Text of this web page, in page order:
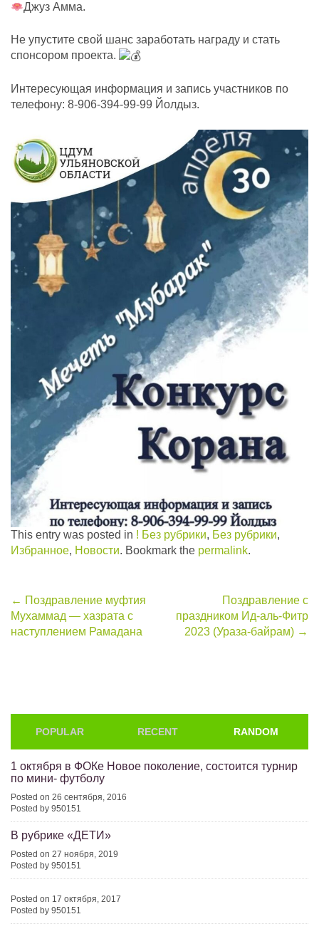
Джуз Амма.
Не упустите свой шанс заработать награду и стать
спонсором проекта.
Интересующая информация и запись участников по
телефону: 8-906-394-99-99 Йолдыз.
This entry was posted in ! Без рубрики, Без рубрики,
Избранное, Новости. Bookmark the permalink.
Post
navigation
← Поздравление муфтия
Мухаммад — хазрата с
наступлением Рамадана
Поздравление с
праздником Ид-аль-Фитр
2023 (Ураза-байрам) →
POPULAR RECENT RANDOM
1 октября в ФОКе Новое поколение, состоится турнир
по мини- футболу
Posted on 26 сентября, 2016
Posted by 950151
В рубрике «ДЕТИ»
Posted on 27 ноября, 2019
Posted by 950151
Posted on 17 октября, 2017
Posted by 950151